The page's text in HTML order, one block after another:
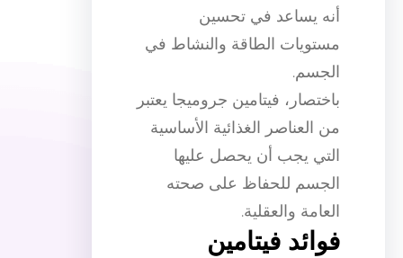
أنه يساعد في تحسين
مستويات الطاقة والنشاط في
الجسم.
باختصار، فيتامين جروميجا يعتبر
من العناصر الغذائية الأساسية
التي يجب أن يحصل عليها
الجسم للحفاظ على صحته
العامة والعقلية.
فوائد فيتامين